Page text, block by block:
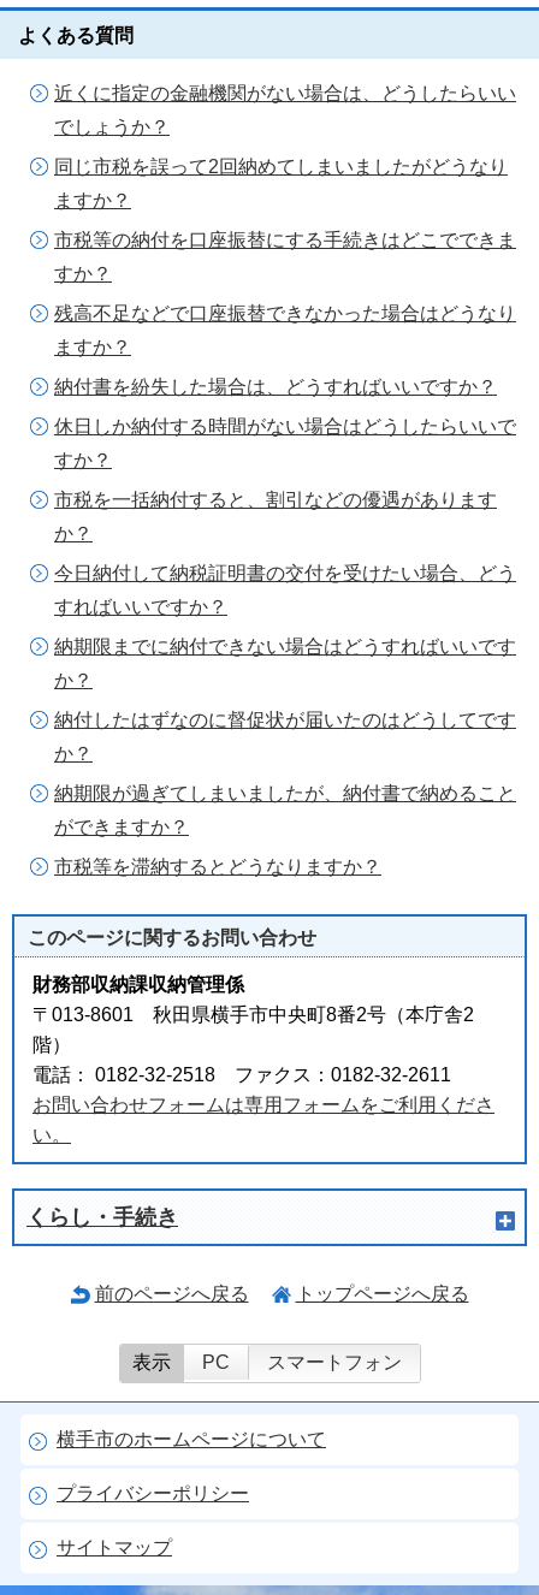
よくある質問
近くに指定の金融機関がない場合は、どうしたらいい
でしょうか？
同じ市税を誤って2回納めてしまいましたがどうなり
ますか？
市税等の納付を口座振替にする手続きはどこでできま
すか？
残高不足などで口座振替できなかった場合はどうなり
ますか？
納付書を紛失した場合は、どうすればいいですか？
休日しか納付する時間がない場合はどうしたらいいで
すか？
市税を一括納付すると、割引などの優遇があります
か？
今日納付して納税証明書の交付を受けたい場合、どう
すればいいですか？
納期限までに納付できない場合はどうすればいいです
か？
納付したはずなのに督促状が届いたのはどうしてです
か？
納期限が過ぎてしまいましたが、納付書で納めること
ができますか？
市税等を滞納するとどうなりますか？
このページに関するお問い合わせ
財務部収納課収納管理係
〒013-8601 秋田県横手市中央町8番2号（本庁舎2
階）
電話： 0182-32-2518 ファクス：0182-32-2611
お問い合わせフォームは専用フォームをご利用くださ
い。
くらし・手続き
前のページへ戻る トップページへ戻る
表示 PC スマートフォン
横手市のホームページについて
プライバシーポリシー
サイトマップ